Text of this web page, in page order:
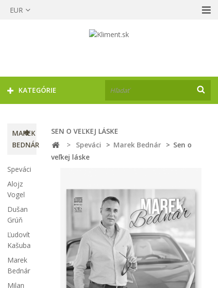
EUR
KATEGÓRIE
MAREK
BEDNÁR
Speváci
Alojz
Vogel
Dušan
Grúň
Ľudovít
Kašuba
Marek
Bednár
Milan
SEN O VEĽKEJ LÁSKE
>
Speváci > Marek Bednár > Sen o
veľkej láske